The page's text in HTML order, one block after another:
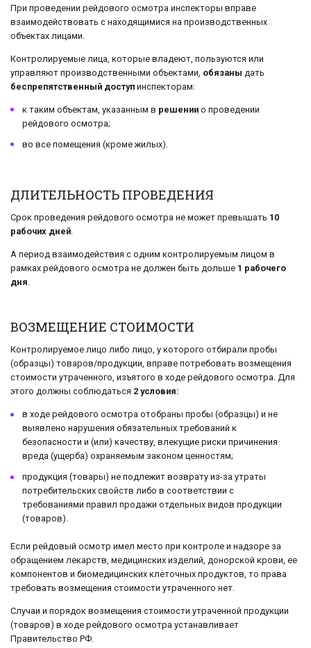
При проведении рейдового осмотра инспекторы вправе
взаимодействовать с находящимися на производственных
объектах лицами.
Контролируемые лица, которые владеют, пользуются или
управляют производственными объектами, обязаны дать
беспрепятственный доступ инспекторам:
к таким объектам, указанным в решении о проведении
рейдового осмотра;
во все помещения (кроме жилых).
ДЛИТЕЛЬНОСТЬ ПРОВЕДЕНИЯ
Срок проведения рейдового осмотра не может превышать 10
рабочих дней
А период взаимодействия с одним контролируемым лицом в
рамках рейдового осмотра не должен быть дольше 1 рабочего
дня
ВОЗМЕЩЕНИЕ СТОИМОСТИ
Контролируемое лицо либо лицо, у которого отбирали пробы
(образцы) товаров/продукции, вправе потребовать возмещения
стоимости утраченного, изъятого в ходе рейдового осмотра. Для
этого должны соблюдаться 2 условия:
в ходе рейдового осмотра отобраны пробы (образцы) и не
выявлено нарушения обязательных требований к
безопасности и (или) качеству, влекущие риски причинения
вреда (ущерба) охраняемым законом ценностям;
продукция (товары) не подлежит возврату из-за утраты
потребительских свойств либо в соответствии с
требованиями правил продажи отдельных видов продукции
(товаров).
Если рейдовый осмотр имел место при контроле и надзоре за
обращением лекарств, медицинских изделий, донорской крови, ее
компонентов и биомедицинских клеточных продуктов, то права
требовать возмещения стоимости утраченного нет.
Случаи и порядок возмещения стоимости утраченной продукции
(товаров) в ходе рейдового осмотра устанавливает
Правительство РФ.